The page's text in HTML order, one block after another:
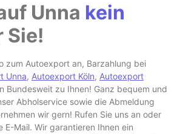
Unna kein
Sie!
zum Autoexport an, Barzahlung bei
Unna, Autoexport Köln, Autoexport
Bundesweit zu Ihnen! Ganz bequem und
Abholservice sowie die Abmeldung
wir gern! Rufen Sie uns an oder
E-Mail. Wir garantieren Ihnen ein